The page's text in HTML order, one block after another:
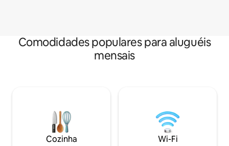
Comodidades populares para aluguéis
mensais
Cozinha Wi-Fi